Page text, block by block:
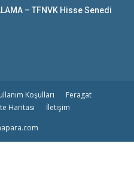
– TFNVK Hisse Senedi
Koşulları
Feragat
Haritası
İletişim